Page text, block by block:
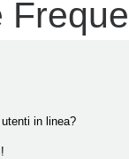
in linea?